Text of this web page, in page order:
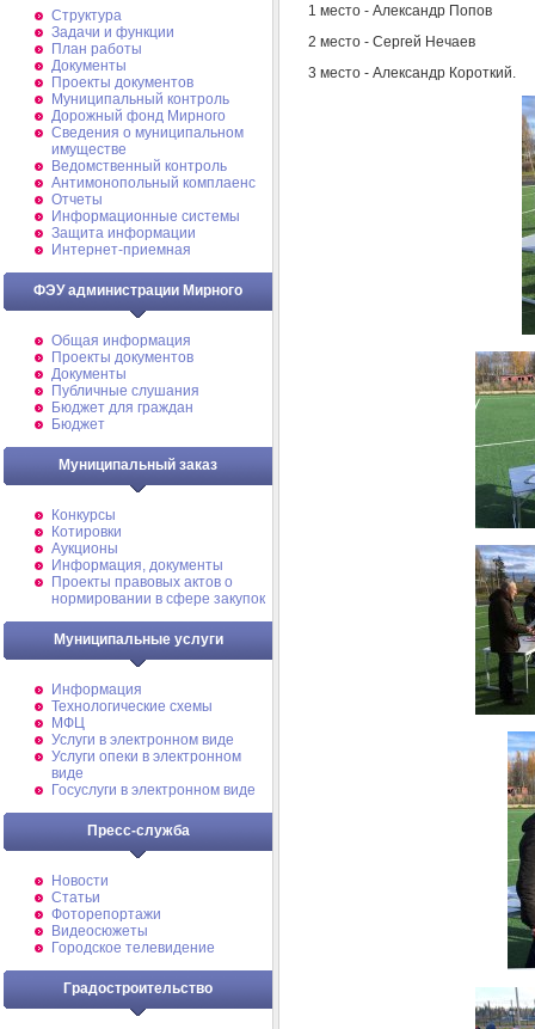
Структура
Задачи и функции
План работы
Документы
Проекты документов
Муниципальный контроль
Дорожный фонд Мирного
Cведения о муниципальном
имуществе
Ведомственный контроль
Антимонопольный комплаенс
Отчеты
Информационные системы
Защита информации
Интернет-приемная
ФЭУ администрации Мирного
Общая информация
Проекты документов
Документы
Публичные слушания
Бюджет для граждан
Бюджет
Муниципальный заказ
Конкурсы
Котировки
Аукционы
Информация, документы
Проекты правовых актов о
нормировании в сфере закупок
Муниципальные услуги
Информация
Технологические схемы
МФЦ
Услуги в электронном виде
Услуги опеки в электронном
виде
Госуслуги в электронном виде
Пресс-служба
Новости
Статьи
Фоторепортажи
Видеосюжеты
Городское телевидение
Градостроительство
1 место - Александр Попов
2 место - Сергей Нечаев
3 место - Александр Короткий.